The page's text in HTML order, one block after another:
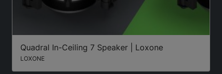
Quadral In-Ceiling 7 Speaker | Loxone
LOXONE